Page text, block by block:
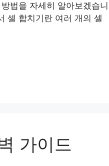
법을 자세히 알아보겠습니
셀 합치기란 여러 개의 셀
가이드